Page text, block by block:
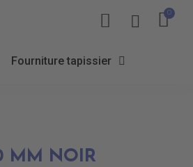
Fourniture tapissier
MM NOIR